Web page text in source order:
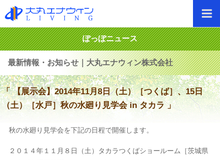
ぽっぽニュース
最新情報・お知らせ｜大丸エナウィン株式会社
「 【展示会】2014年11月8日（土）［つくば］、15日
（土）［水戸］秋の水廻り見学会 in タカラ 」
秋の水廻り見学会を下記の日程で開催します。
２０１４年１１月８日（土）タカラつくばショールーム［茨城県